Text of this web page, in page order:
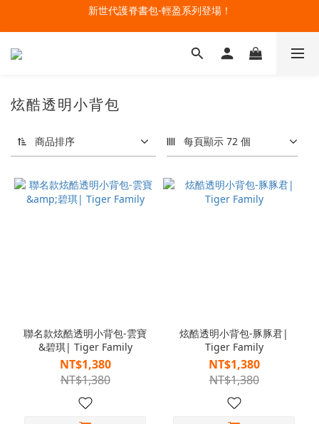
🔥今夏最夯 Pokémon 寶可夢書包現貨熱賣中！開心迎接新學期！
新世代護脊書包-輕盈系列登場！
炫酷透明小背包
商品排序 每頁顯示 72 個
聯名款炫酷透明小背包-雲寶
&碧琪| Tiger Family
NT$1,380
NT$1,380
炫酷透明小背包-豚豚君|
Tiger Family
NT$1,380
NT$1,380